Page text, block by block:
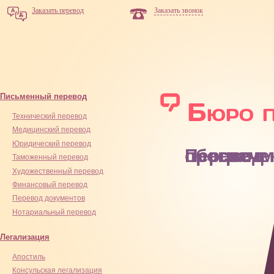
Заказать перевод Заказать звонок
Письменный перевод
Технический перевод
Медицинский перевод
Юридический перевод
Таможенный перевод
Художественный перевод
Финансовый перевод
Перевод документов
Нотариальный перевод
Легализация
Апостиль
Консульская легализация
Перевод программного